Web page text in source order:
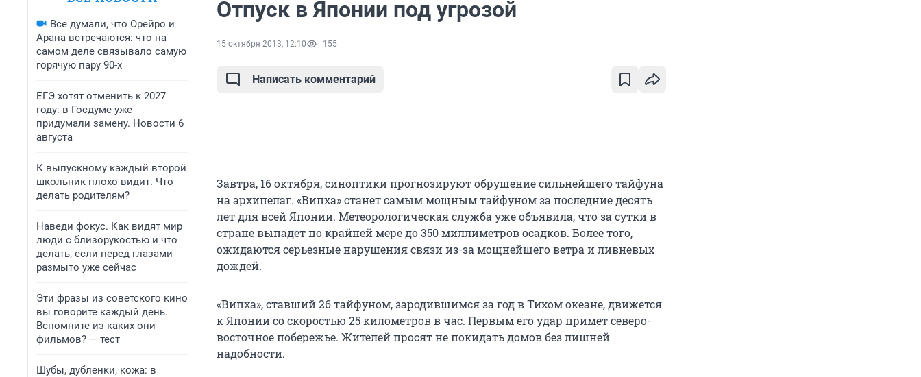
Все думали, что Орейро и
Арана встречаются: что на
самом деле связывало самую
горячую пару 90-х
ЕГЭ хотят отменить к 2027
году: в Госдуме уже
придумали замену. Новости 6
августа
К выпускному каждый второй
школьник плохо видит. Что
делать родителям?
Наведи фокус. Как видят мир
люди с близорукостью и что
делать, если перед глазами
размыто уже сейчас
Эти фразы из советского кино
вы говорите каждый день.
Вспомните из каких они
фильмов? — тест
Шубы, дубленки, кожа: в
Отпуск в Японии под угрозой
15 октября 2013, 12:10 155
Написать комментарий
Завтра, 16 октября, синоптики прогнозируют обрушение сильнейшего тайфуна
на архипелаг. «Випха» станет самым мощным тайфуном за последние десять
лет для всей Японии. Метеорологическая служба уже объявила, что за сутки в
стране выпадет по крайней мере до 350 миллиметров осадков. Более того,
ожидаются серьезные нарушения связи из-за мощнейшего ветра и ливневых
дождей.
«Випха», ставший 26 тайфуном, зародившимся за год в Тихом океане, движется
к Японии со скоростью 25 километров в час. Первым его удар примет северо-
восточное побережье. Жителей просят не покидать домов без лишней
надобности.